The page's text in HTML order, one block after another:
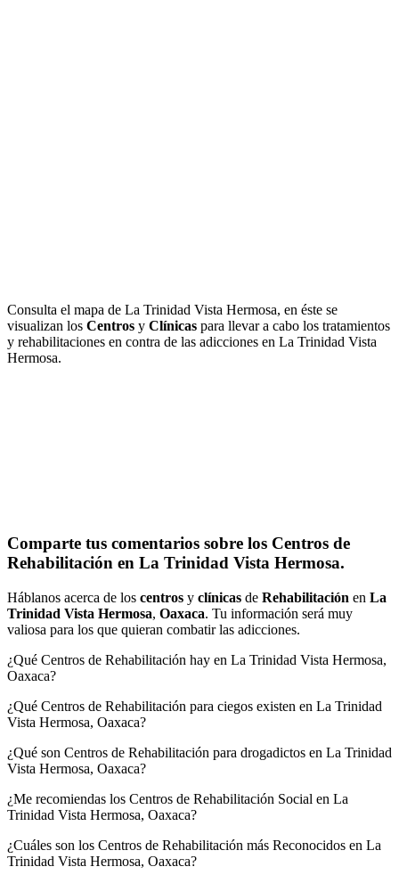
Consulta el mapa de La Trinidad Vista Hermosa, en éste se
visualizan los Centros y Clínicas para llevar a cabo los tratamientos
y rehabilitaciones en contra de las adicciones en La Trinidad Vista
Hermosa.
Comparte tus comentarios sobre los Centros de
Rehabilitación en La Trinidad Vista Hermosa.
Háblanos acerca de los centros y clínicas de Rehabilitación en La
Trinidad Vista Hermosa, Oaxaca. Tu información será muy
valiosa para los que quieran combatir las adicciones.
¿Qué Centros de Rehabilitación hay en La Trinidad Vista Hermosa,
Oaxaca?
¿Qué Centros de Rehabilitación para ciegos existen en La Trinidad
Vista Hermosa, Oaxaca?
¿Qué son Centros de Rehabilitación para drogadictos en La Trinidad
Vista Hermosa, Oaxaca?
¿Me recomiendas los Centros de Rehabilitación Social en La
Trinidad Vista Hermosa, Oaxaca?
¿Cuáles son los Centros de Rehabilitación más Reconocidos en La
Trinidad Vista Hermosa, Oaxaca?